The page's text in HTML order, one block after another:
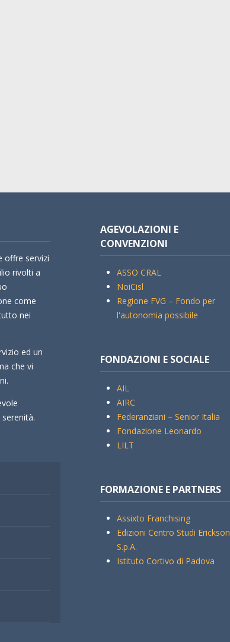
offre servizi
rivolti a
come
nei
ed un
che vi
AGEVOLAZIONI E
CONVENZIONI
ASSO CRAL
NoiCisl
Regione FVG – Fondo per
l'autonomia possibile
FONDAZIONI E SOCIALE
AIL
AIRC
Federanziani – Senior Italia
Fondazione Leonardo
LILT
FORMAZIONE E PARTNERS
Assixto Franchising
Edizioni Centro Studi Erickson
S.p.A.
Istituto Cortivo di Padova